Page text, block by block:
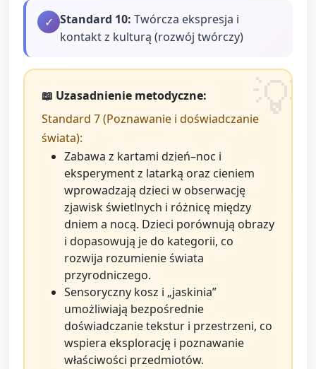
✓ Standard 10: Twórcza ekspresja i
kontakt z kulturą (rozwój twórczy)
📖 Uzasadnienie metodyczne:
Standard 7 (Poznawanie i doświadczanie
świata):
Zabawa z kartami dzień–noc i
eksperyment z latarką oraz cieniem
wprowadzają dzieci w obserwację
zjawisk świetlnych i różnicę między
dniem a nocą. Dzieci porównują obrazy
i dopasowują je do kategorii, co
rozwija rozumienie świata
przyrodniczego.
Sensoryczny kosz i „jaskinia”
umożliwiają bezpośrednie
doświadczanie tekstur i przestrzeni, co
wspiera eksplorację i poznawanie
właściwości przedmiotów.